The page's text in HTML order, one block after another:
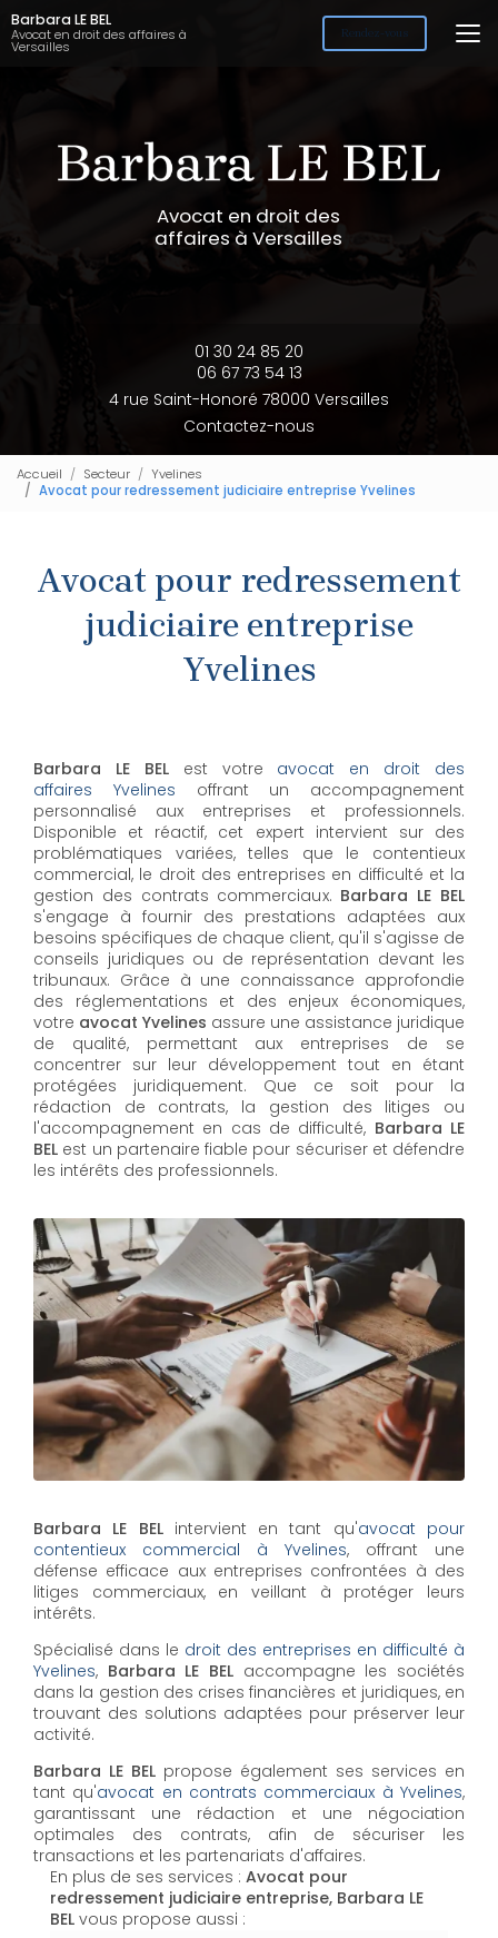
Aller
au
contenu
Barbara LE BEL
Avocat en droit des affaires à
Versailles
Rendez-vous
Avocat en droit des
affaires à Versailles
01 30 24 85 20
06 67 73 54 13
4 rue Saint-Honoré 78000 Versailles
Contactez-nous
Accueil Secteur
Yvelines
Avocat pour redressement judiciaire entreprise Yvelines
Avocat pour redressement
judiciaire entreprise
Yvelines
Barbara LE BELest votre avocat en droit des
affaires Yvelines offrant un accompagnement
personnalisé aux entreprises et professionnels.
Disponible et réactif, cet expert intervient sur des
problématiques variées, telles que le contentieux
commercial, le droit des entreprises en difficulté et la
gestion des contrats commerciaux. Barbara LE BEL
s'engage à fournir des prestations adaptées aux
besoins spécifiques de chaque client, qu'il s'agisse de
conseils juridiques ou de représentation devant les
tribunaux. Grâce à une connaissance approfondie
des réglementations et des enjeux économiques,
votre avocat Yvelines assure une assistance juridique
de qualité, permettant aux entreprises de se
concentrer sur leur développement tout en étant
protégées juridiquement. Que ce soit pour la
rédaction de contrats, la gestion des litiges ou
l'accompagnement en cas de difficulté, Barbara LE
BEL​​​​​​​ est un partenaire fiable pour sécuriser et défendre
les intérêts des professionnels.
Barbara LE BELintervient en tant qu'avocat pour
contentieux commercial à Yvelines, offrant une
défense efficace aux entreprises confrontées à des
litiges commerciaux, en veillant à protéger leurs
intérêts.
Spécialisé dans le droit des entreprises en difficulté à
Yvelines, Barbara LE BEL accompagne les sociétés
dans la gestion des crises financières et juridiques, en
trouvant des solutions adaptées pour préserver leur
activité.
Barbara LE BEL propose également ses services en
tant qu'avocat en contrats commerciaux à Yvelines,
garantissant une rédaction et une négociation
optimales des contrats, afin de sécuriser les
transactions et les partenariats d'affaires.
En plus de ses services : Avocat pour
redressement judiciaire entreprise, Barbara LE
BEL vous propose aussi :